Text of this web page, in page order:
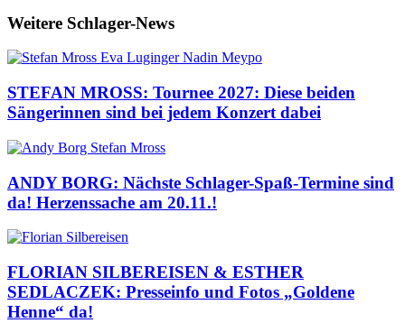
Weitere Schlager-News
STEFAN MROSS: Tournee 2027: Diese beiden
Sängerinnen sind bei jedem Konzert dabei
ANDY BORG: Nächste Schlager-Spaß-Termine sind
da! Herzenssache am 20.11.!
FLORIAN SILBEREISEN & ESTHER
SEDLACZEK: Presseinfo und Fotos „Goldene
Henne“ da!